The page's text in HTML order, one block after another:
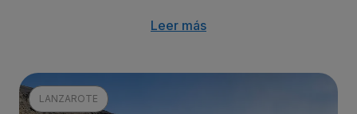
Leer más
LANZAROTE